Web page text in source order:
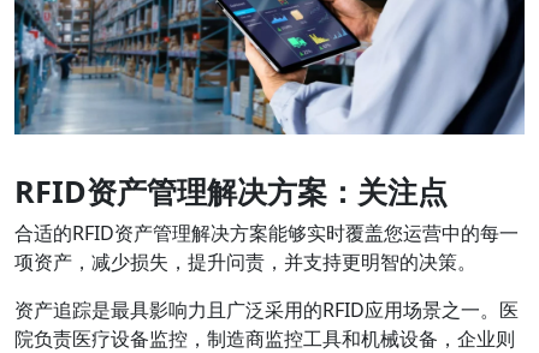
RFID资产管理解决方案：关注点
合适的RFID资产管理解决方案能够实时覆盖您运营中的每一
项资产，减少损失，提升问责，并支持更明智的决策。
资产追踪是最具影响力且广泛采用的RFID应用场景之一。医
院负责医疗设备监控，制造商监控工具和机械设备，企业则